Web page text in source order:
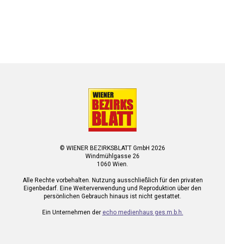
© WIENER BEZIRKSBLATT GmbH 2026
Windmühlgasse 26
1060 Wien.
Alle Rechte vorbehalten. Nutzung ausschließlich für den privaten
Eigenbedarf. Eine Weiterverwendung und Reproduktion über den
persönlichen Gebrauch hinaus ist nicht gestattet.
Ein Unternehmen der echo medienhaus ges.m.b.h.